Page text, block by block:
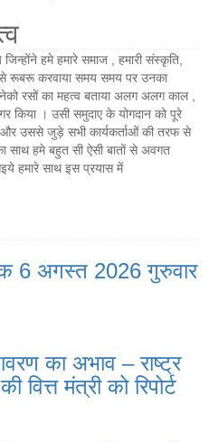
हमे हमारे समाज , हमारी संस्कृति,
से रूबरू करवाया समय समय पर उनका
रसों का महत्व बताया अलग अलग काल ,
किया । उसी समुदाए के योगदान को पूरे
और उससे जुड़े सभी कार्यकर्ताओं की तरफ से
हमे बहुत सी ऐसी बातों से अवगत
हमारे साथ इस प्रयास में
6 अगस्त 2026 गुरुवार
का अभाव – राष्ट्र
वित्त मंत्री को रिपोर्ट